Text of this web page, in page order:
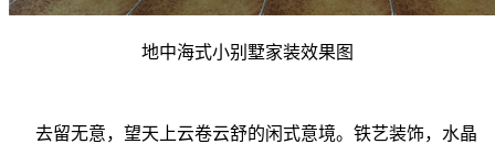
地中海式小别墅家装效果图
去留无意，望天上云卷云舒的闲式意境。铁艺装饰，水晶